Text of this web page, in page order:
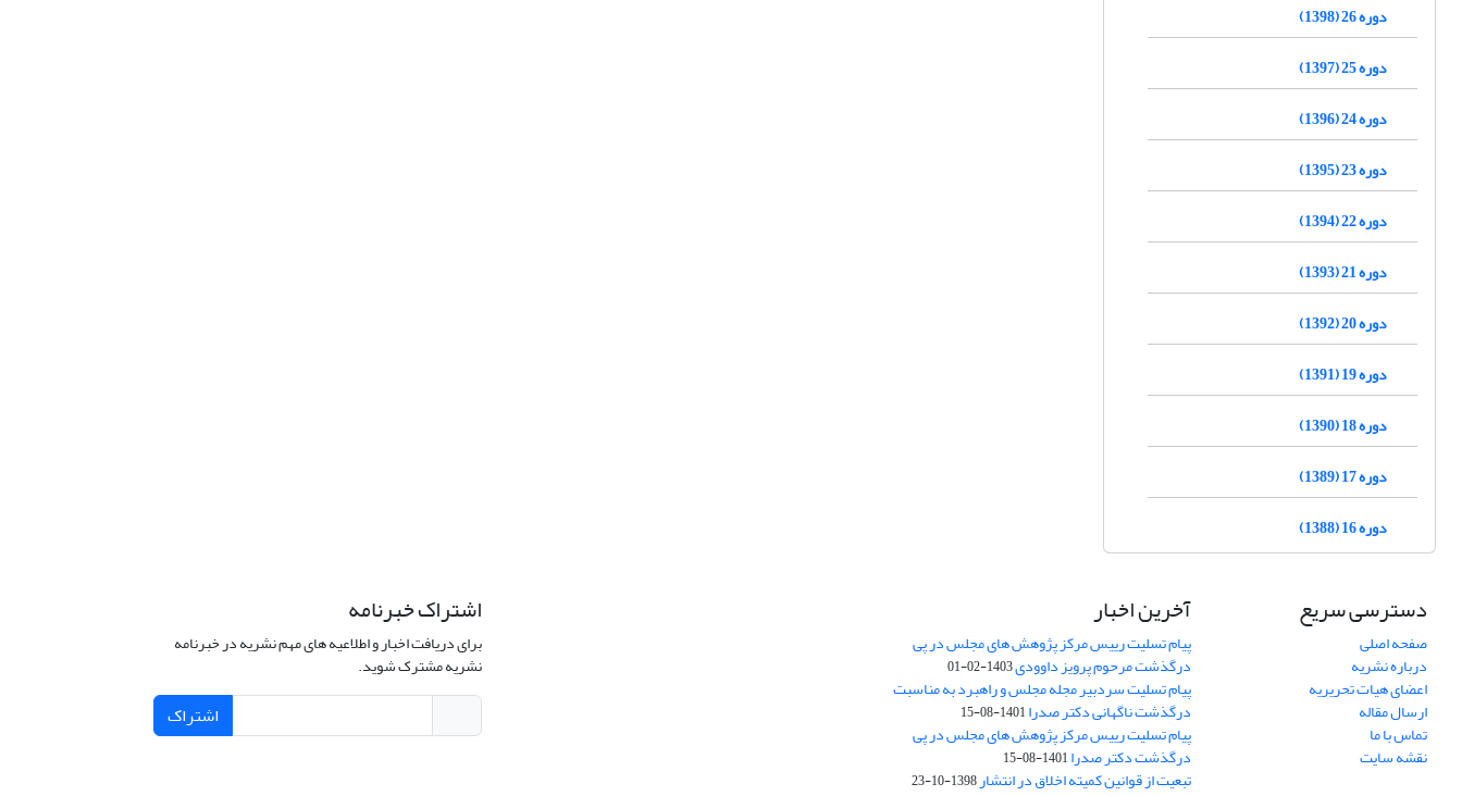
دوره 26 (1398)
دوره 25 (1397)
دوره 24 (1396)
دوره 23 (1395)
دوره 22 (1394)
دوره 21 (1393)
دوره 20 (1392)
دوره 19 (1391)
دوره 18 (1390)
دوره 17 (1389)
دوره 16 (1388)
دسترسی سریع
صفحه اصلی
درباره نشریه
اعضای هیات تحریریه
ارسال مقاله
تماس با ما
نقشه سایت
آخرین اخبار
پیام تسلیت رییس مرکز پژوهش های مجلس در پی
درگذشت مرحوم پرویز داوودی1403-02-01
پیام تسلیت سردبیر مجله مجلس و راهبرد به مناسبت
درگذشت ناگهانی دکتر صدرا1401-08-15
پیام تسلیت رییس مرکز پژوهش های مجلس در پی
درگذشت دکتر صدرا1401-08-15
تبعیت از قوانین کمیته اخلاق در انتشار1398-10-23
اشتراک خبرنامه
برای دریافت اخبار و اطلاعیه های مهم نشریه در خبرنامه
نشریه مشترک شوید.
اشتراک